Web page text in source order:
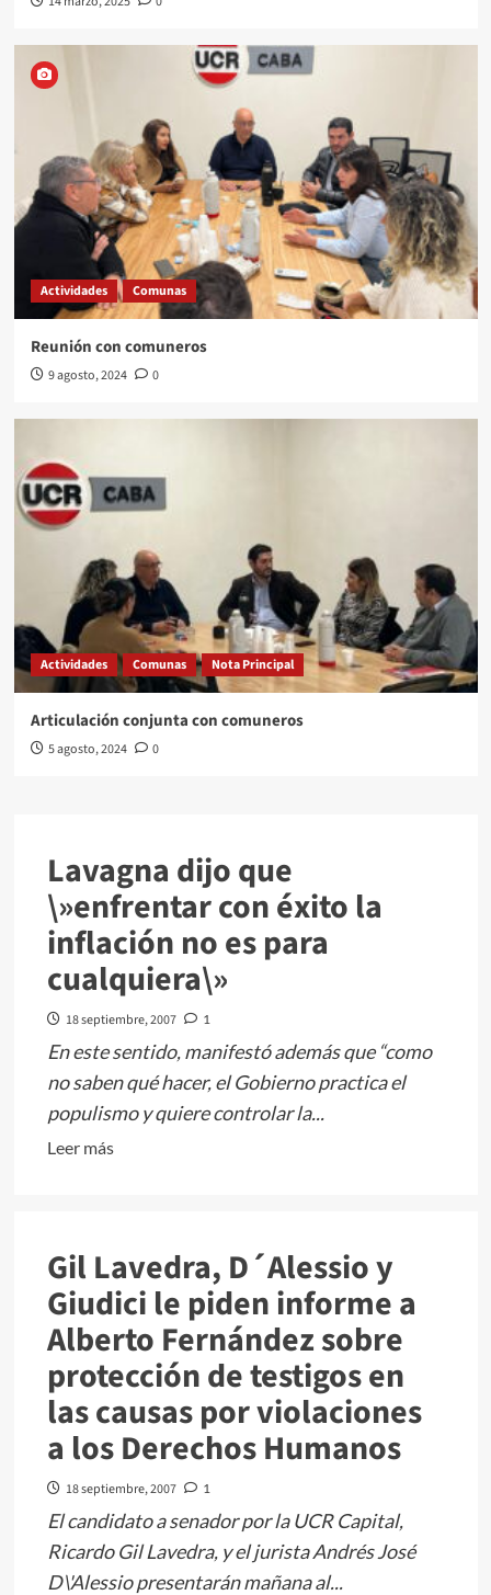
Actividades Comunas
Reunión con comuneros
9 agosto, 2024 0
Actividades Comunas Nota Principal
Articulación conjunta con comuneros
5 agosto, 2024 0
Lavagna dijo que
\»enfrentar con éxito la
inflación no es para
cualquiera\»
18 septiembre, 2007 1
En este sentido, manifestó además que “como
no saben qué hacer, el Gobierno practica el
populismo y quiere controlar la...
Leer másLeer
que
\»enfrentar
con
éxito
la
inflación
no
para
cualquiera\»
Gil Lavedra, D´Alessio y
Giudici le piden informe a
Alberto Fernández sobre
protección de testigos en
las causas por violaciones
a los Derechos Humanos
18 septiembre, 2007 1
El candidato a senador por la UCR Capital,
Ricardo Gil Lavedra, y el jurista Andrés José
D\'Alessio presentarán mañana al...